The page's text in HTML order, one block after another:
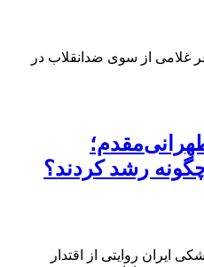
غلامی از سوی ضدانقلاب در
رشد کردند؟
ایران روایتی از اقتدار